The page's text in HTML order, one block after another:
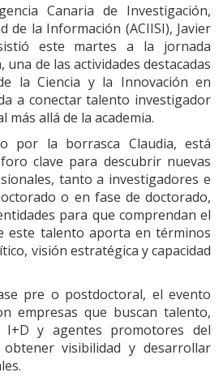
Canaria de Investigación,
de la Información (ACIISI), Javier
este martes a la jornada
una de las actividades destacadas
la Ciencia y la Innovación en
a conectar talento investigador
allá de la academia.
por la borrasca Claudia, está
clave para descubrir nuevas
tanto a investigadores e
o en fase de doctorado,
para que comprendan el
este talento aporta en términos
visión estratégica y capacidad
pre o postdoctoral, el evento
empresas que buscan talento,
I+D y agentes promotores del
obtener visibilidad y desarrollar